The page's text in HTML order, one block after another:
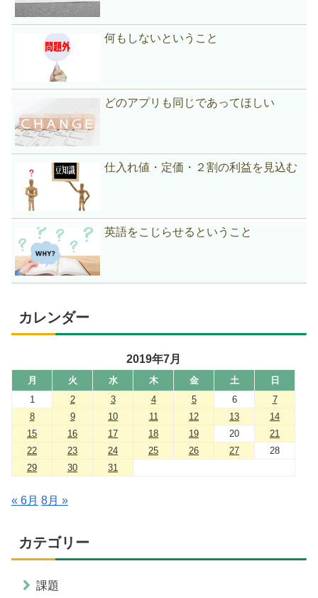
何もしないということ
どのアプリも同じであってほしい
仕入れ値・定価・２割の利益を見込む
英語をこじらせるということ
カレンダー
2019年7月
月 火 水 木 金 土
日
1
2 3 4 5 6
7
8
9 10 11 12 13
14
15
16 17 18 19 20
21
22
23 24 25 26 27
28
29
30 31
« 6月 8月 »
カテゴリー
課題